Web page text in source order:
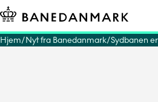
Hjem Nyt fra Banedanmark Sydbanen